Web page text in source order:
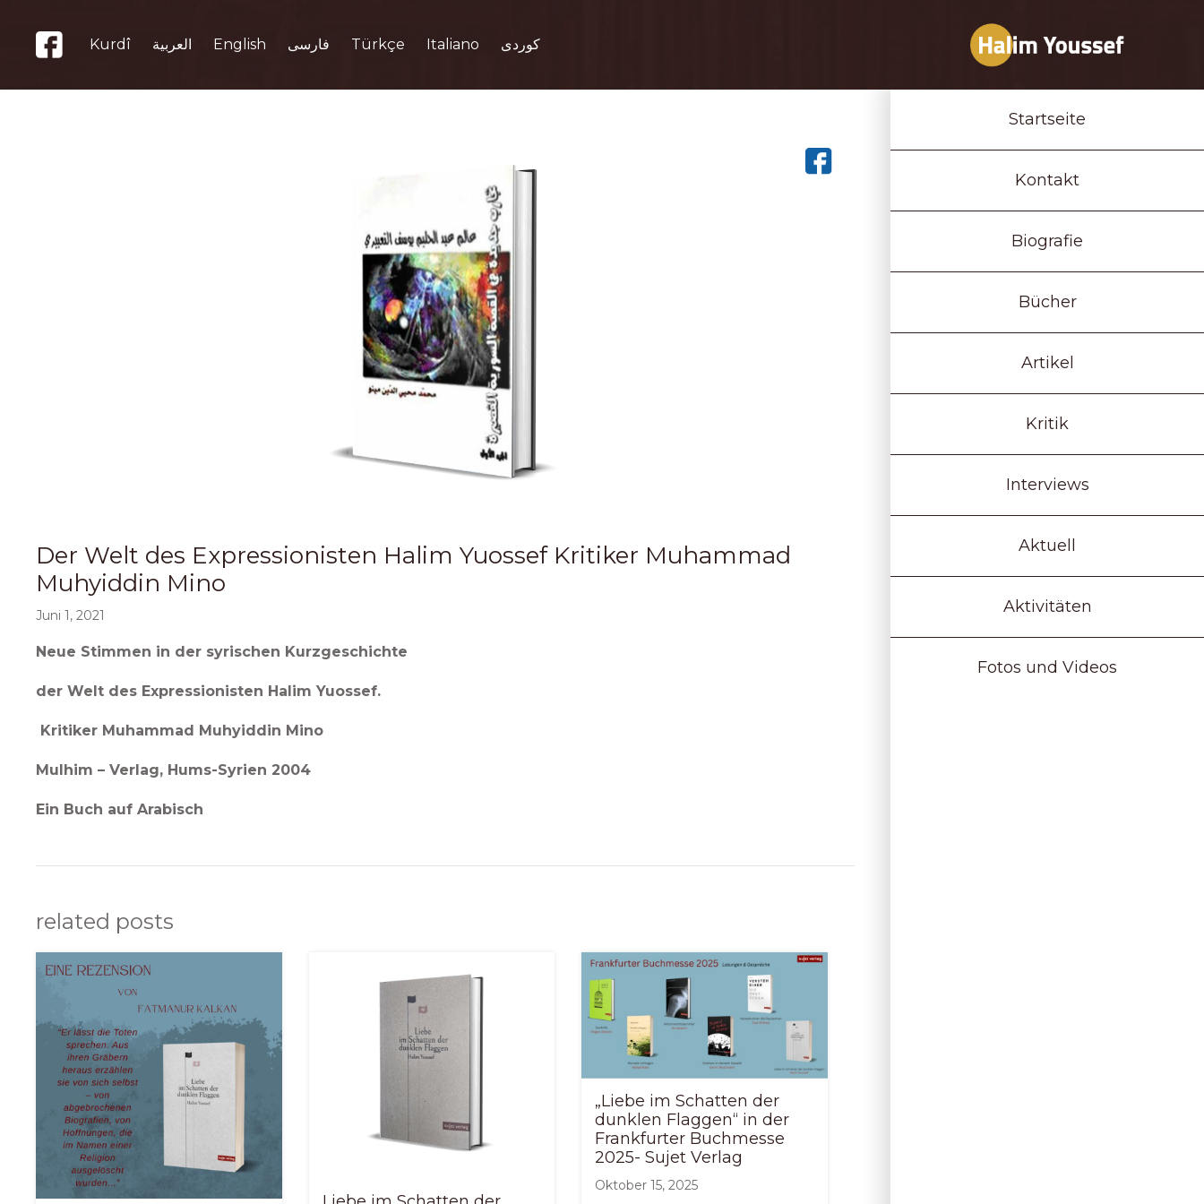
Kurdî العربية English فارسی Türkçe Italiano کوردی
Der Welt des Expressionisten Halim Yuossef Kritiker Muhammad
Muhyiddin Mino
Juni 1, 2021
Neue Stimmen in der syrischen Kurzgeschichte
der Welt des Expressionisten Halim Yuossef.
Kritiker Muhammad Muhyiddin Mino
Mulhim – Verlag, Hums-Syrien 2004
Ein Buch auf Arabisch
related posts
„Liebe im Schatten der
dunklen Flaggen“ in der
Frankfurter Buchmesse
2025- Sujet Verlag
Oktober 15, 2025
Startseite
Kontakt
Biografie
Bücher
Artikel
Kritik
Interviews
Aktuell
Aktivitäten
Fotos und Videos